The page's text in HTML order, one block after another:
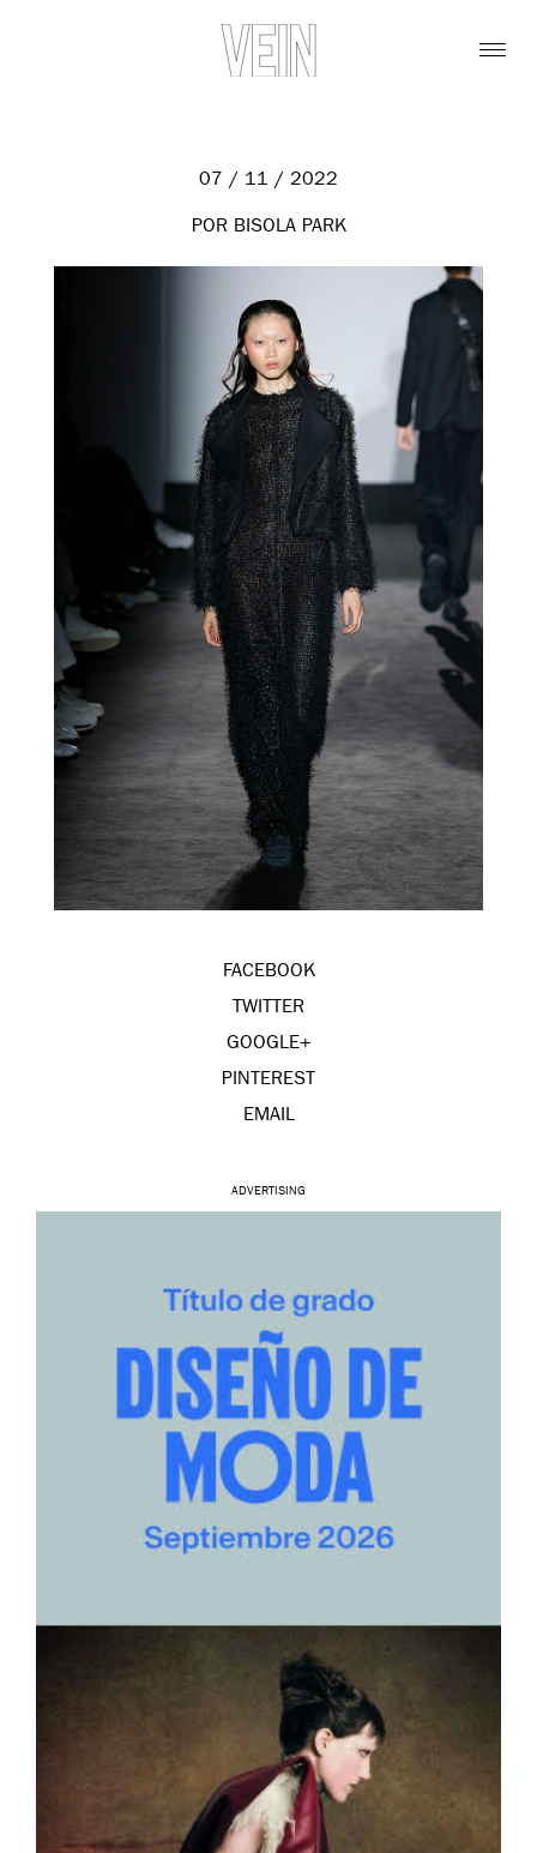
07 / 11 / 2022
POR BISOLA PARK
FACEBOOK
TWITTER
GOOGLE+
PINTEREST
EMAIL
ADVERTISING